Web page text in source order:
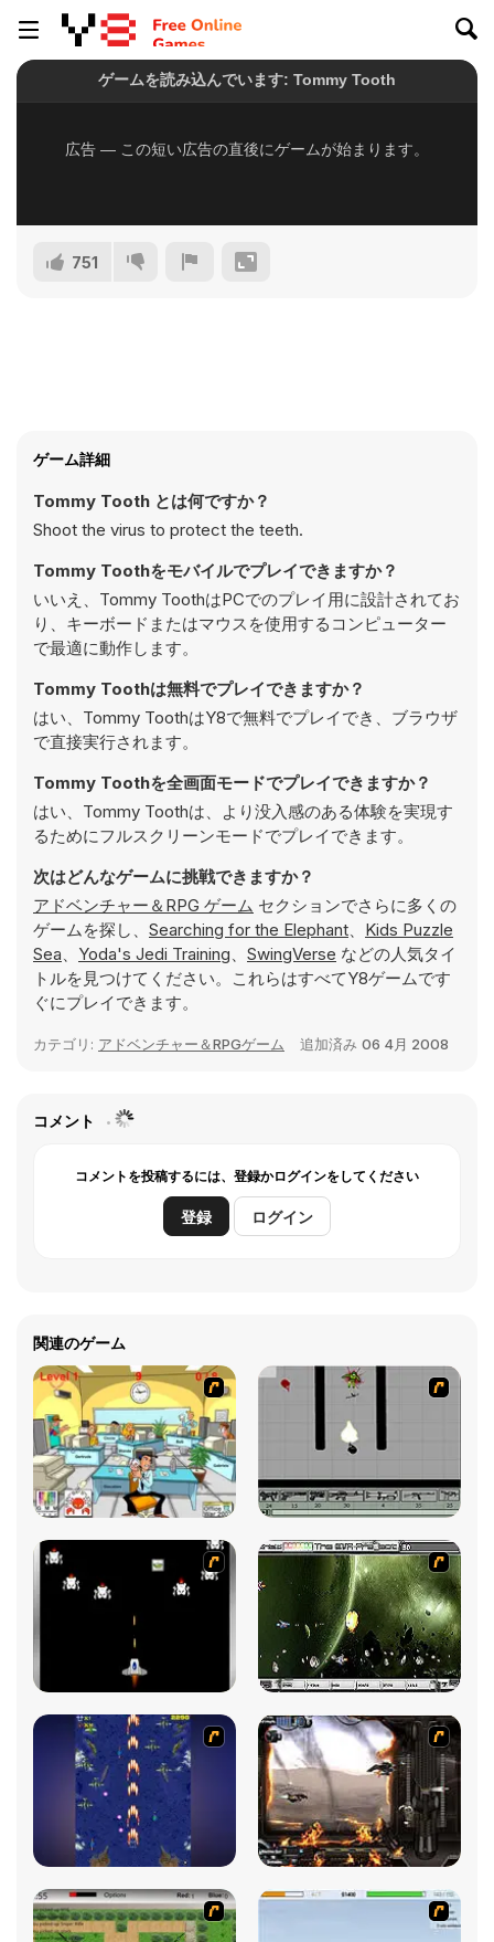
751
ゲーム詳細
Tommy Tooth とは何ですか？
Shoot the virus to protect the teeth.
Tommy Toothをモバイルでプレイできますか？
いいえ、Tommy ToothはPCでのプレイ用に設計されてお
り、キーボードまたはマウスを使用するコンピューター
で最適に動作します。
Tommy Toothは無料でプレイできますか？
はい、Tommy ToothはY8で無料でプレイでき、ブラウザ
で直接実行されます。
Tommy Toothを全画面モードでプレイできますか？
はい、Tommy Toothは、より没入感のある体験を実現す
るためにフルスクリーンモードでプレイできます。
次はどんなゲームに挑戦できますか？
アドベンチャー＆RPG ゲーム セクションでさらに多くの
ゲームを探し、 Searching for the Elephant、 Kids Puzzle
Sea、 Yoda's Jedi Training、 SwingVerse などの人気タイ
トルを見つけてください。これらはすべてY8ゲームです
ぐにプレイできます。
カテゴリ: アドベンチャー＆RPGゲーム 追加済み 06 4月 2008
コメント
コメントを投稿するには、登録かログインをしてください
登録 ログイン
関連のゲーム